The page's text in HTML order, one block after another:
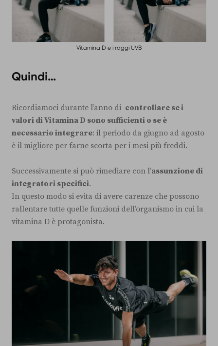
Vitamina D e i raggi UVB
Quindi…
Ricordiamoci durante l’anno di controllare se i
valori di Vitamina D sono sufficienti o se è
necessario integrare: il periodo da giugno ad agosto
è il migliore per farne scorta per i mesi più freddi.
Successivamente si può rimediare con l’assunzione di
integratori specifici.
In questo modo si evita di avere carenze che possono
rallentare tutte quelle funzioni dell’organismo in cui la
vitamina D è protagonista.